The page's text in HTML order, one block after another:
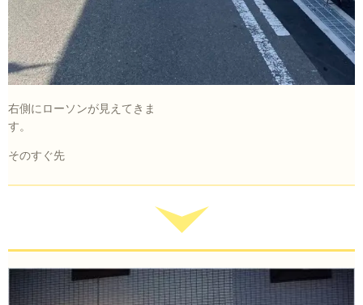
右側にローソンが見えてきま
す。
そのすぐ先